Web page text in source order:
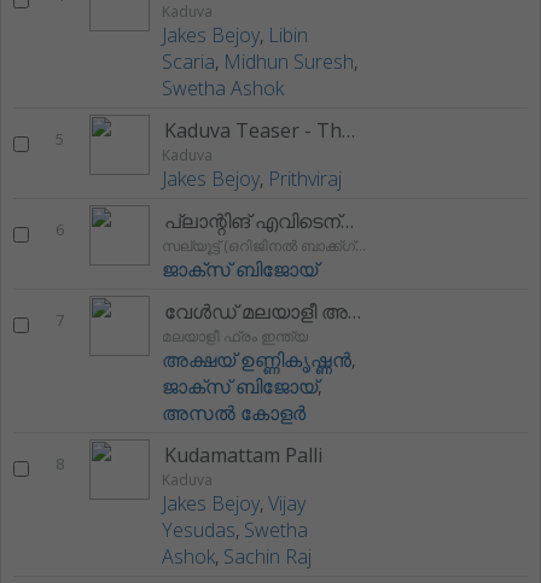
Kaduva
Jakes Bejoy, Libin
Scaria, Midhun Suresh,
Swetha Ashok
5 Kaduva Teaser - Theme 1
Kaduva
Jakes Bejoy, Prithviraj
6 പ്ലാന്റിങ് എവിടെന്സ്
സല്യൂട്ട് (ഒറിജിനൽ ബാക്ക്ഗ്രൂന്ദ് സ്കോർ)
ജാക്സ് ബിജോയ്
7 വേൾഡ് മലയാളീ അന്തേം
മലയാളീ ഫ്രം ഇന്ത്യ
അക്ഷയ് ഉണ്ണികൃഷ്ണൻ,
ജാക്സ് ബിജോയ്,
അസൽ കോളർ
8 Kudamattam Palli
Kaduva
Jakes Bejoy,Vijay
Yesudas, Swetha
Ashok, Sachin Raj